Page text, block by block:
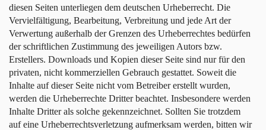
diesen Seiten unterliegen dem deutschen Urheberrecht. Die
Vervielfältigung, Bearbeitung, Verbreitung und jede Art der
Verwertung außerhalb der Grenzen des Urheberrechtes bedürfen
der schriftlichen Zustimmung des jeweiligen Autors bzw.
Erstellers. Downloads und Kopien dieser Seite sind nur für den
privaten, nicht kommerziellen Gebrauch gestattet. Soweit die
Inhalte auf dieser Seite nicht vom Betreiber erstellt wurden,
werden die Urheberrechte Dritter beachtet. Insbesondere werden
Inhalte Dritter als solche gekennzeichnet. Sollten Sie trotzdem
auf eine Urheberrechtsverletzung aufmerksam werden, bitten wir